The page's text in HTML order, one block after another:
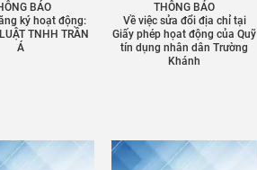
BÁO
ký hoạt động:
TNHH TRẦN
Á
THÔNG BÁO
Về việc sửa đổi địa chỉ tại
Giấy phép họat động của Quỹ
tín dụng nhân dân Trường
Khánh